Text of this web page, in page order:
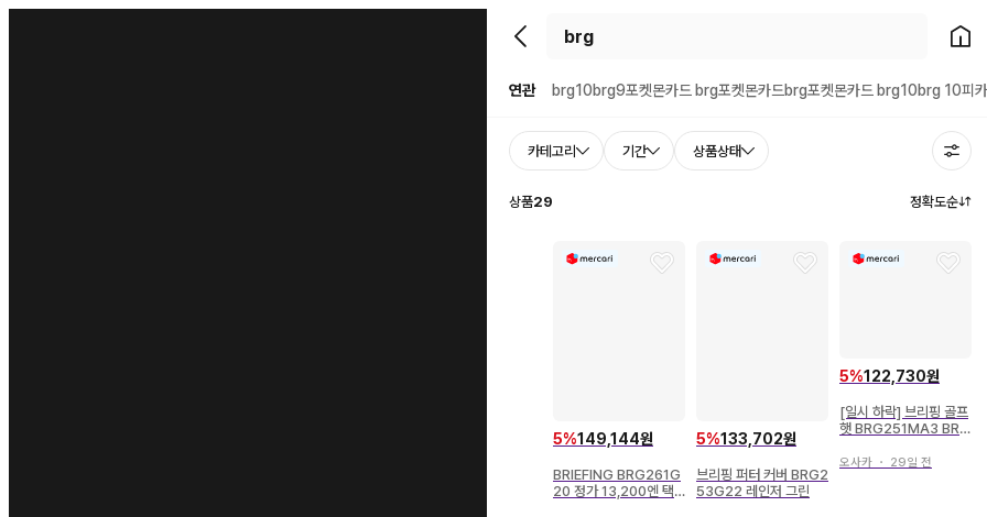
뒤로가기 홈으로
연관 brg10brg9포켓몬카드 brg포켓몬카드brg포켓몬카드 brg10brg 10피
카테고리 기간 상품상태
상품29 정확도순
5%149,144원
BRIEFING BRG261G
20 정가 13,200엔 택
5%133,702원
브리핑 퍼터 커버 BRG2
53G22 레인저 그린
5%122,730원
[일시 하락] 브리핑 골프
햇 BRG251MA3 BRIE
오사카 ・ 29일 전